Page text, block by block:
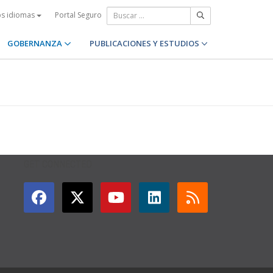
idiomas Portal Seguro
GOBERNANZA PUBLICACIONES Y ESTUDIOS